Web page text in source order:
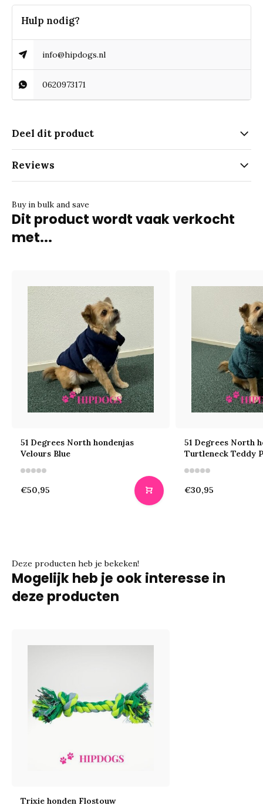
Hulp nodig?
info@hipdogs.nl
0620973171
Deel dit product
Reviews
Buy in bulk and save
Dit product wordt vaak verkocht
met...
51 Degrees North hondenjas
Velours Blue
€50,95
51 Degrees North
Turtleneck Teddy
€30,95
Deze producten heb je bekeken!
Mogelijk heb je ook interesse in
deze producten
Trixie honden Flostouw